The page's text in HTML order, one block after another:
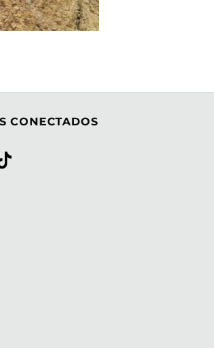
CONECTADOS